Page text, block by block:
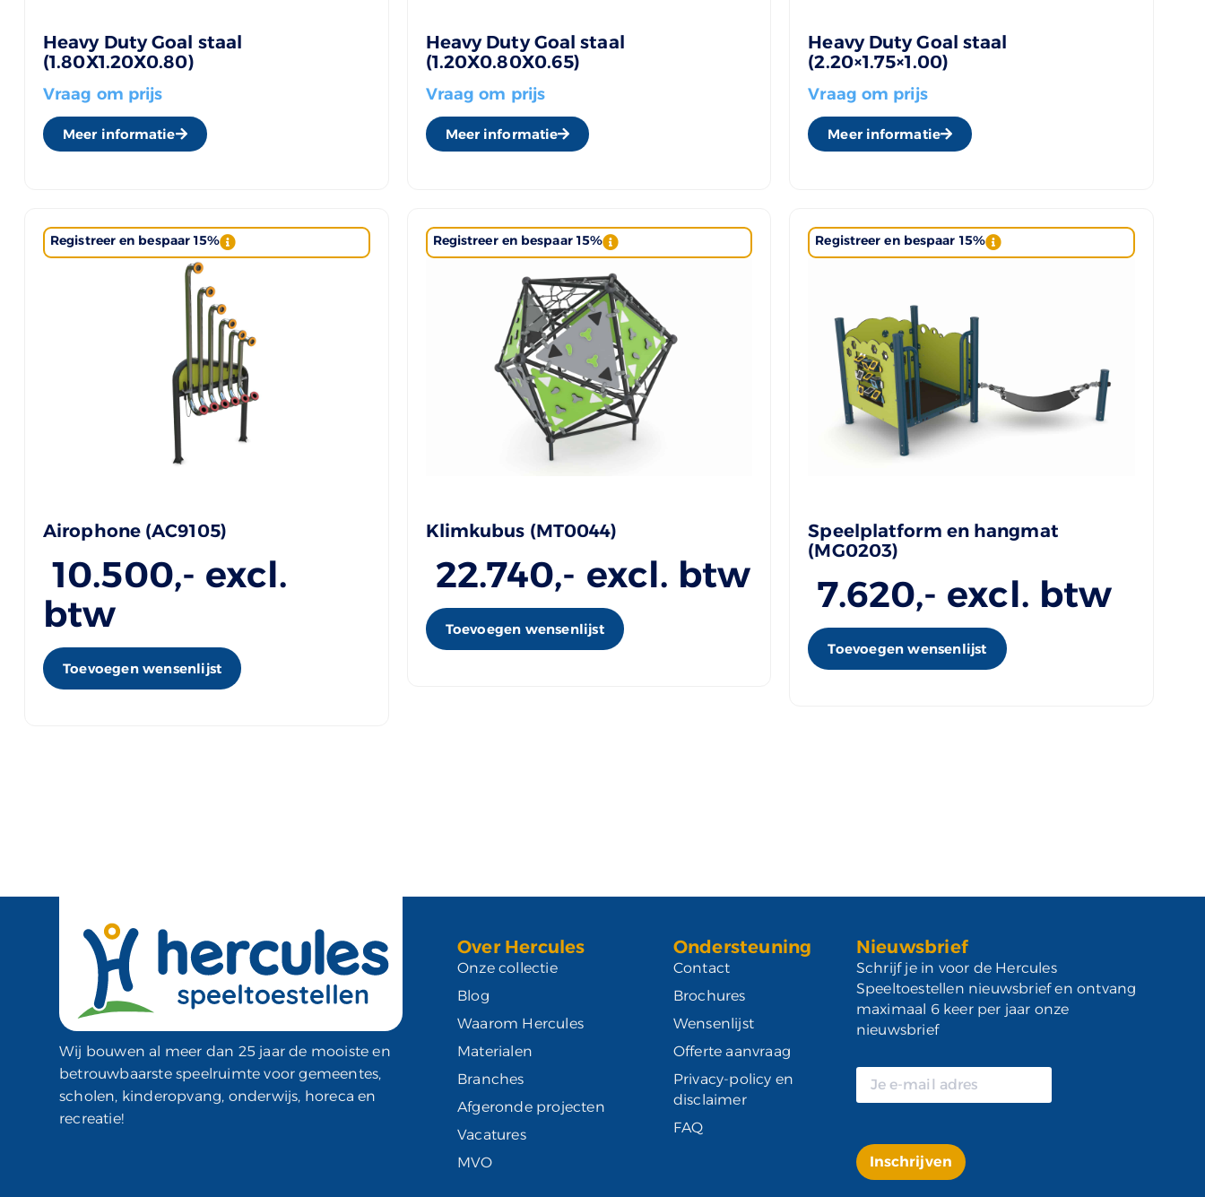
Heavy Duty Goal staal
(1.80X1.20X0.80)
Vraag om prijs
Meer informatie
Heavy Duty Goal staal
(1.20X0.80X0.65)
Vraag om prijs
Meer informatie
Heavy Duty Goal staal
(2.20×1.75×1.00)
Vraag om prijs
Meer informatie
Registreer en bespaar 15%
Airophone (AC9105)
10.500,- excl.
btw
Toevoegen wensenlijst
Registreer en bespaar 15%
Klimkubus (MT0044)
22.740,- excl. btw
Toevoegen wensenlijst
Registreer en bespaar 15%
Speelplatform en hangmat
(MG0203)
7.620,- excl. btw
Toevoegen wensenlijst
Wij bouwen al meer dan 25 jaar de mooiste en
betrouwbaarste speelruimte voor gemeentes,
scholen, kinderopvang, onderwijs, horeca en
recreatie!
Over Hercules
Onze collectie
Blog
Waarom Hercules
Materialen
Branches
Afgeronde projecten
Vacatures
MVO
Ondersteuning
Contact
Brochures
Wensenlijst
Offerte aanvraag
Privacy-policy en
disclaimer
FAQ
Nieuwsbrief
Schrijf je in voor de Hercules
Speeltoestellen nieuwsbrief en ontvang
maximaal 6 keer per jaar onze
nieuwsbrief
Inschrijven